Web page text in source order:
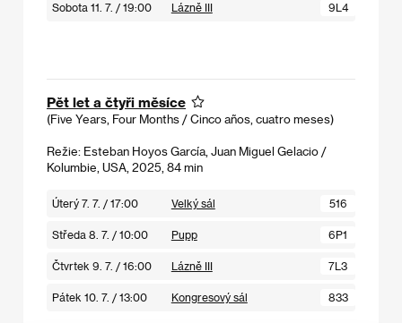
Sobota 11. 7. / 19:00 Lázně III 9L4
Pět let a čtyři měsíce
(Five Years, Four Months / Cinco años, cuatro meses)
Režie: Esteban Hoyos García, Juan Miguel Gelacio /
Kolumbie, USA, 2025, 84 min
Úterý 7. 7. / 17:00 Velký sál 516
Středa 8. 7. / 10:00 Pupp 6P1
Čtvrtek 9. 7. / 16:00 Lázně III 7L3
Pátek 10. 7. / 13:00 Kongresový sál 833